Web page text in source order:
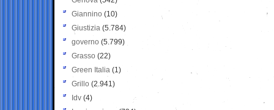
Giannino (10)
Giustizia (5.784)
governo (5.799)
Grasso (22)
Green Italia (1)
Grillo (2.941)
Idv (4)